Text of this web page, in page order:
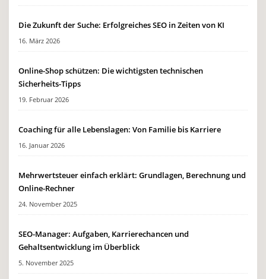
Die Zukunft der Suche: Erfolgreiches SEO in Zeiten von KI
16. März 2026
Online-Shop schützen: Die wichtigsten technischen
Sicherheits-Tipps
19. Februar 2026
Coaching für alle Lebenslagen: Von Familie bis Karriere
16. Januar 2026
Mehrwertsteuer einfach erklärt: Grundlagen, Berechnung und
Online-Rechner
24. November 2025
SEO-Manager: Aufgaben, Karrierechancen und
Gehaltsentwicklung im Überblick
5. November 2025